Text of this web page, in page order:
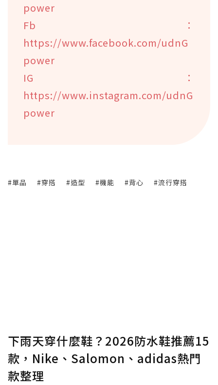
power
Fb：
https://www.facebook.com/udnG
power
IG：
https://www.instagram.com/udnG
power
#單品 #穿搭 #造型 #機能 #背心 #流行穿搭
下雨天穿什麼鞋？2026防水鞋推薦15
款，Nike、Salomon、adidas熱門
款整理